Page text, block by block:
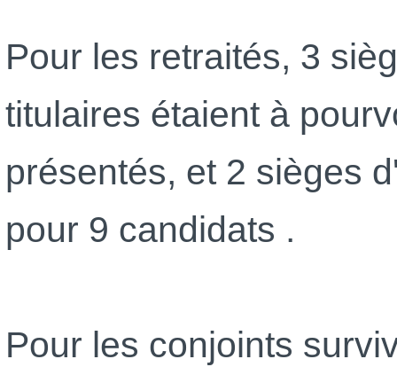
Pour les retraités, 3
titulaires étaient à
présentés, et 2 sièges
pour 9 candidats .
Pour les conjoints